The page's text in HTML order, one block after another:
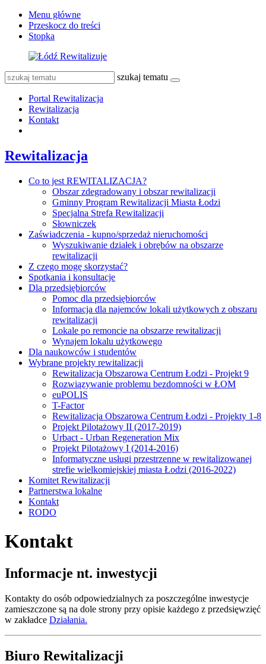
Menu główne
Przeskocz do treści
Stopka
szukaj tematu
Portal Rewitalizacja
Rewitalizacja
Kontakt
Rewitalizacja
Co to jest REWITALIZACJA?
Obszar zdegradowany i obszar rewitalizacji
Gminny Program Rewitalizacji Miasta Łodzi
Specjalna Strefa Rewitalizacji
Słowniczek
Zaświadczenia - kupno/sprzedaż nieruchomości
Wyszukiwanie działek i obrębów na obszarze
rewitalizacji
Z czego mogę skorzystać?
Spotkania i konsultacje
Dla przedsiębiorców
Pomoc dla przedsiębiorców
Informacja dla najemców lokali użytkowych z obszaru
rewitalizacji
Lokale po remoncie na obszarze rewitalizacji
Wynajem lokalu użytkowego
Dla naukowców i studentów
Wybrane projekty rewitalizacji
Rewitalizacja Obszarowa Centrum Łodzi - Projekt 9
Rozwiązywanie problemu bezdomności w ŁOM
euPOLIS
T-Factor
Rewitalizacja Obszarowa Centrum Łodzi - Projekty 1-8
Projekt Pilotażowy II (2017-2019)
Urbact - Urban Regeneration Mix
Projekt Pilotażowy I (2014-2016)
Informatyczne usługi przestrzenne w rewitalizowanej
strefie wielkomiejskiej miasta Łodzi (2016-2022)
Komitet Rewitalizacji
Partnerstwa lokalne
Kontakt
RODO
Kontakt
Informacje nt. inwestycji
Kontakty do osób odpowiedzialnych za poszczególne inwestycje
zamieszczone są na dole strony przy opisie każdego z przedsięwzięć
w zakładce Działania.
Biuro Rewitalizacji